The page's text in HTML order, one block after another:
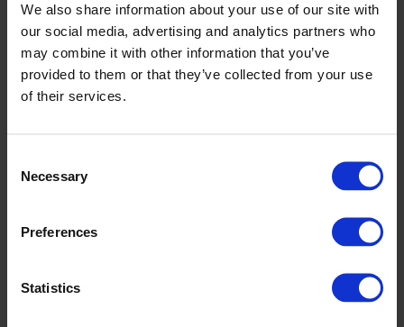
We also share information about your use of our site with
our social media, advertising and analytics partners who
may combine it with other information that you’ve
provided to them or that they’ve collected from your use
of their services.
Selection
Necessary
Preferences
Statistics
Myyjä
Mait Kompus